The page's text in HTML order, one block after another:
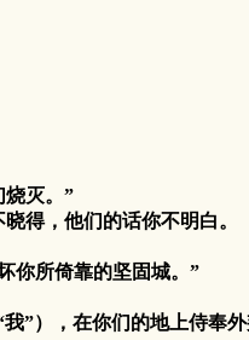
灭。”
得，他们的话你不明白。
所倚靠的坚固城。”
），在你们的地上侍奉外